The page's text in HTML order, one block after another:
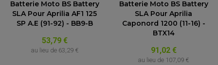
Batterie Moto BS Battery
SLA Pour Aprilia AF1 125
SP A.E (91-92) - BB9-B
53,79 €
au lieu de 63,29 €
Batterie Moto BS Battery
SLA Pour Aprilia
Caponord 1200 (11-16) -
BTX14
91,02 €
au lieu de 107,09 €